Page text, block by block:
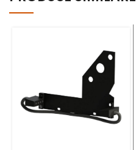
Adresă Email *